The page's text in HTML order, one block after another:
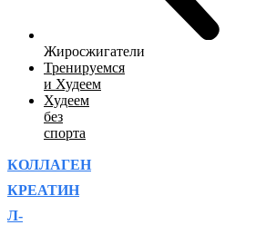
Жиросжигатели
Тренируемся
и Худеем
Худеем
без
спорта
КОЛЛАГЕН
КРЕАТИН
Л-